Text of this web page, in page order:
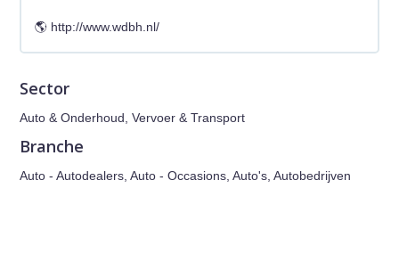
http://www.wdbh.nl/
Sector
Auto & Onderhoud, Vervoer & Transport
Branche
Auto - Autodealers, Auto - Occasions, Auto's, Autobedrijven